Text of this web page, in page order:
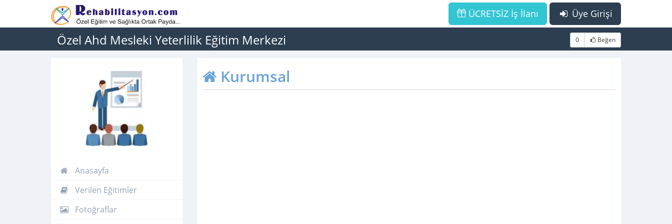
Üye Girişi
ÜCRETSİZ İş İlanı
Özel Ahd Mesleki Yeterlilik Eğitim Merkezi 0 Beğen
Anasayfa
Verilen Eğitimler
Fotoğraflar
Kurumsal